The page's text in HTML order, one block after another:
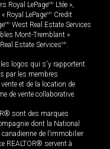
Royal LePageMD Ltée »,
« Royal LePageMD Credit
MD West Real Estate Services
Mont-Tremblant »
Estate ServicesMD.
logos qui s'y rapportent
par les membres
et de la location de
de vente collaborative.
sont des marques
dont la National
de l’immobilier
REALTOR® servent à